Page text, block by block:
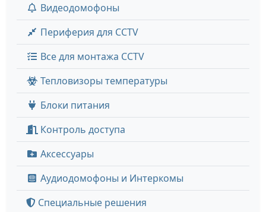
Видеодомофоны
Периферия для CCTV
Все для монтажа CCTV
Тепловизоры температуры
Блоки питания
Контроль доступа
Аксессуары
Аудиодомофоны и Интеркомы
Специальные решения